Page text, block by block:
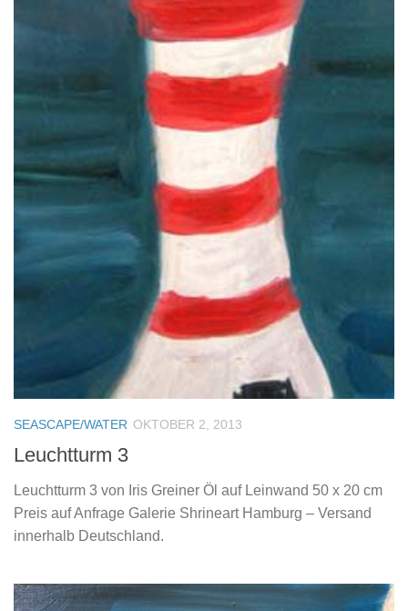
SEASCAPE/WATER OKTOBER 2, 2013
Leuchtturm 3
Leuchtturm 3 von Iris Greiner Öl auf Leinwand 50 x 20 cm
Preis auf Anfrage Galerie Shrineart Hamburg – Versand
innerhalb Deutschland.